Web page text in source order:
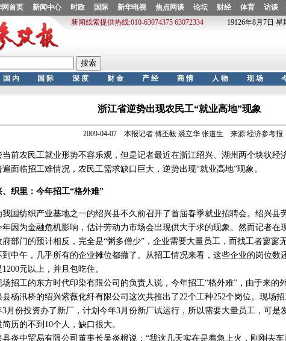
浙江省逆势出现农民工“就业高地”现象
2009-04-07 本报记者:傅丕毅 裘立华 张道生 来源:经济参考报
农民工就业形势不容乐观，但是记者最近在浙江绍兴、湖州两个块状经
遍面临招工难情况，农民工需求缺口巨大，逆势出现“就业高地”现象。
里：今年招工“格外难”
纺织产业基地之一的绍兴县不久前召开了首届春季就业招聘会。绍兴县
年因为金融危机影响，估计劳动力市场会出现供大于求的现象。然而记者在
府部门的预计相反，完全是“粥多僧少”，企业需要大量员工，而找工者寥寥
到中午，几乎所有的企业摊位都撤了。从招工情况来看，这些企业的岗位数
元以上，并且包吃住。
工的东方时代印染有限公司的负责人说，今年招工“格外难”，由于来的
县杨汛桥的绍兴紫薇化纤有限公司这次共推出了22个工种252个岗位。现场
3月份投资办了新厂，计划今年3月份新厂试运行，所以需要大量员工，可是
历的不到10个人，缺口很大。
中贸易有限公司董事长吴炎根说：“我这几天实在是着急上火，刚刚去车